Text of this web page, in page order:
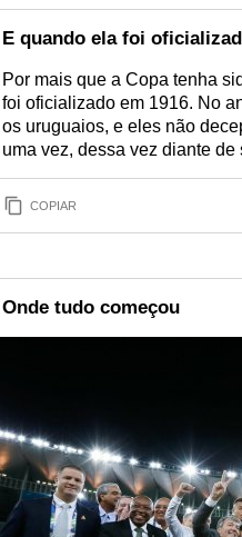
Descubra diversos
E quando ela foi
Por mais que a Copa tenha
foi oficializado em 1916. No
os uruguaios, e eles não
uma vez, dessa vez diante de
COPIAR
Onde tudo começou